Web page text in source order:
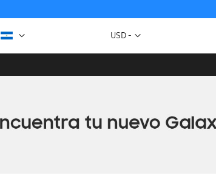
Moneda
USD -